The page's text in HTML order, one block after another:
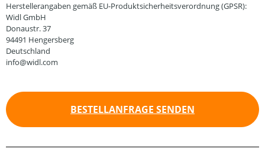
Herstellerangaben gemäß EU-Produktsicherheitsverordnung (GPSR):
Widl GmbH
Donaustr. 37
94491 Hengersberg
Deutschland
info@widl.com
BESTELLANFRAGE SENDEN